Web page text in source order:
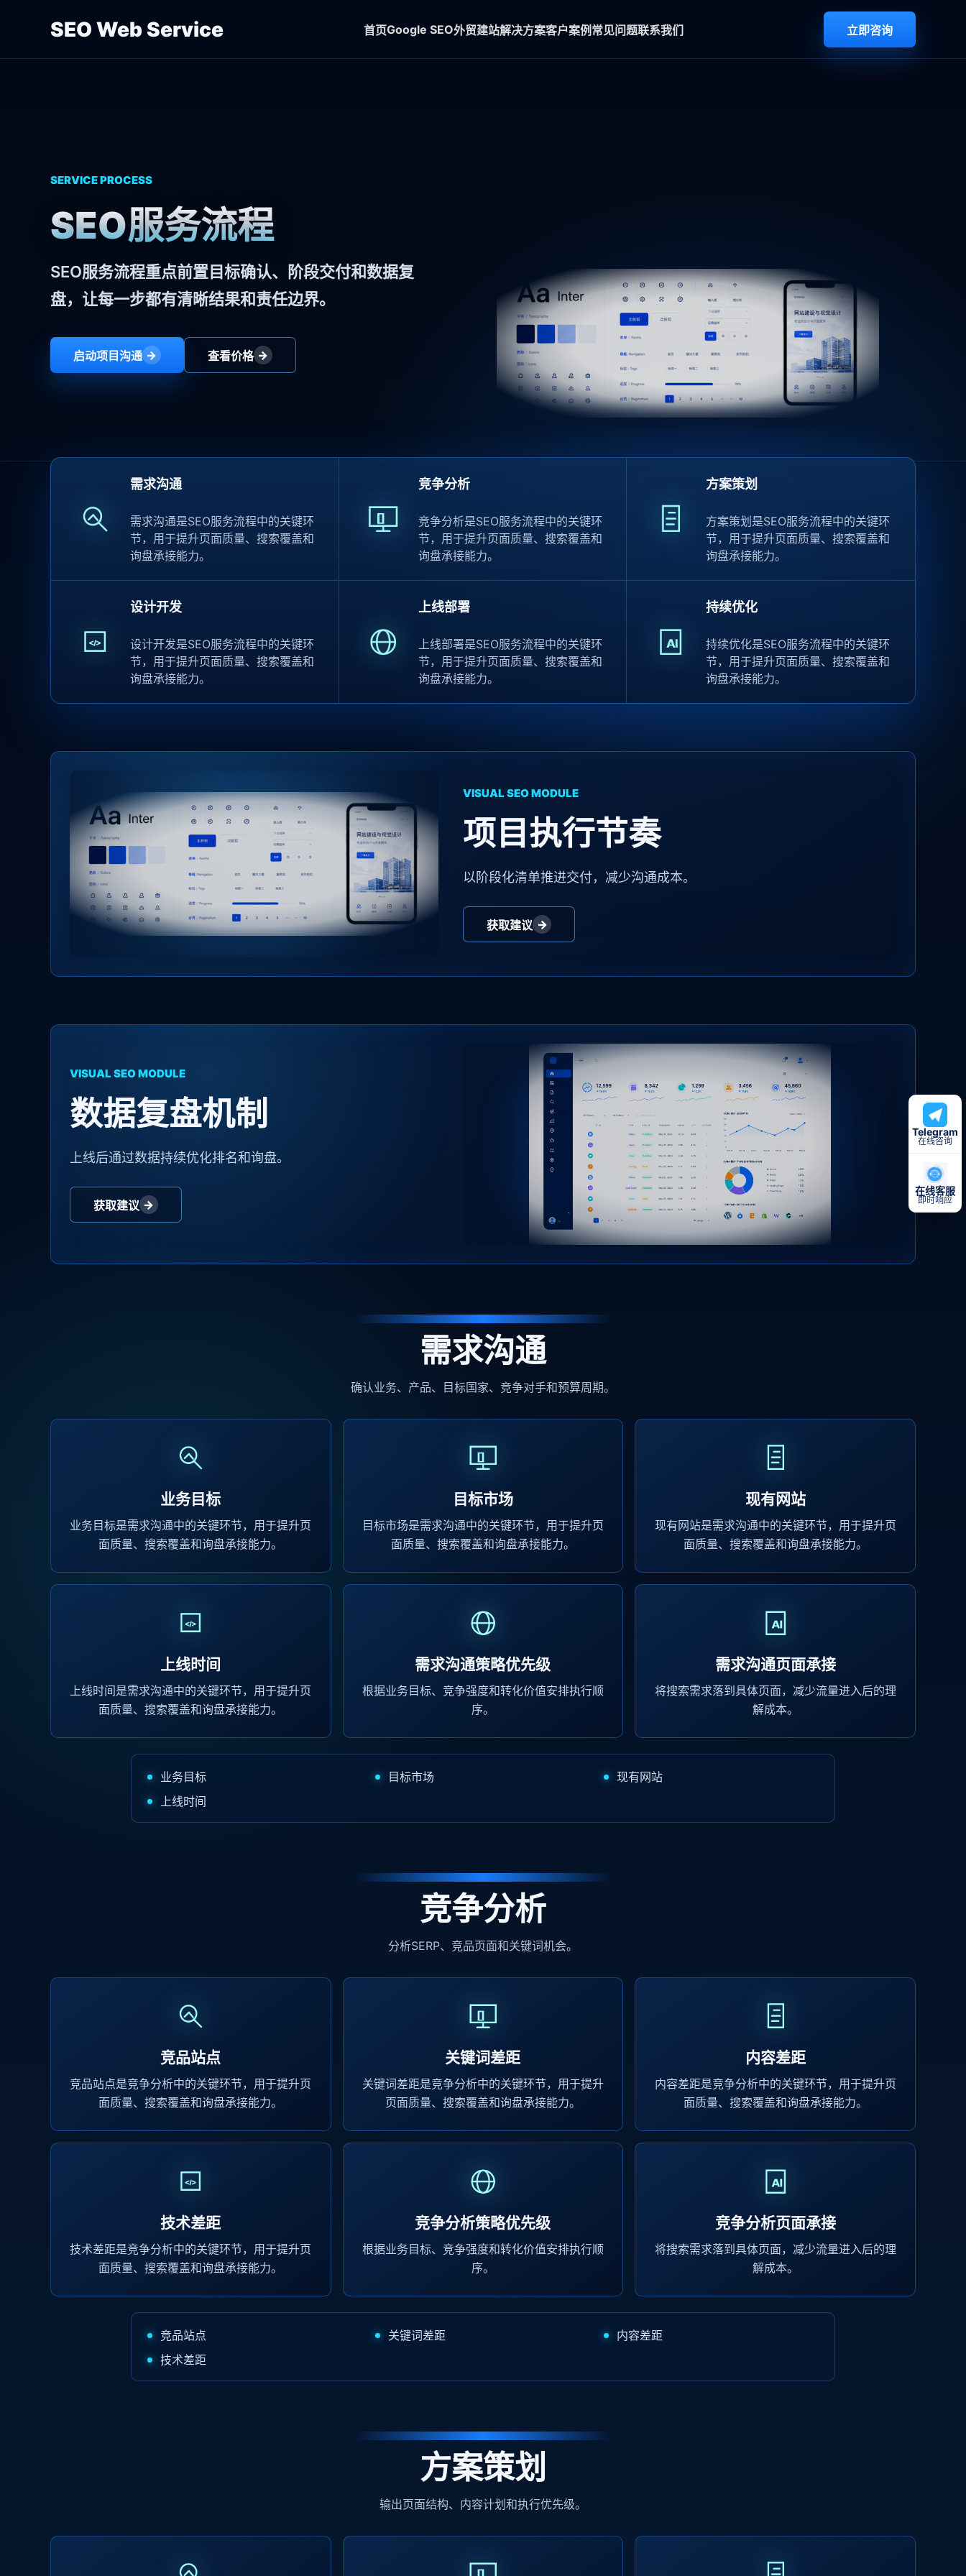
SEO Web Service 首页Google SEO外贸建站解决方案客户案例 常见问题联系我们 立即咨询
Telegram
在线咨询
在线客服
即时响应
SERVICE PROCESS
SEO服务流程
SEO服务流程重点前置目标确认、阶段交付和数据复
盘，让每一步都有清晰结果和责任边界。
启动项目沟通 → 查看价格 →
需求沟通
需求沟通是SEO服务流程中的关键环
节，用于提升页面质量、搜索覆盖和
询盘承接能力。
竞争分析
竞争分析是SEO服务流程中的关键环
节，用于提升页面质量、搜索覆盖和
询盘承接能力。
方案策划
方案策划是SEO服务流程中的关键环
节，用于提升页面质量、搜索覆盖和
询盘承接能力。
设计开发
设计开发是SEO服务流程中的关键环
节，用于提升页面质量、搜索覆盖和
询盘承接能力。
上线部署
上线部署是SEO服务流程中的关键环
节，用于提升页面质量、搜索覆盖和
询盘承接能力。
持续优化
持续优化是SEO服务流程中的关键环
节，用于提升页面质量、搜索覆盖和
询盘承接能力。
VISUAL SEO MODULE
项目执行节奏
以阶段化清单推进交付，减少沟通成本。
获取建议 →
VISUAL SEO MODULE
数据复盘机制
上线后通过数据持续优化排名和询盘。
获取建议 →
需求沟通
确认业务、产品、目标国家、竞争对手和预算周期。
业务目标
业务目标是需求沟通中的关键环节，用于提升页
面质量、搜索覆盖和询盘承接能力。
目标市场
目标市场是需求沟通中的关键环节，用于提升页
面质量、搜索覆盖和询盘承接能力。
现有网站
现有网站是需求沟通中的关键环节，用于提升页
面质量、搜索覆盖和询盘承接能力。
上线时间
上线时间是需求沟通中的关键环节，用于提升页
面质量、搜索覆盖和询盘承接能力。
需求沟通策略优先级
根据业务目标、竞争强度和转化价值安排执行顺
序。
需求沟通页面承接
将搜索需求落到具体页面，减少流量进入后的理
解成本。
业务目标 目标市场
现有网站
上线时间
竞争分析
分析SERP、竞品页面和关键词机会。
竞品站点
竞品站点是竞争分析中的关键环节，用于提升页
面质量、搜索覆盖和询盘承接能力。
关键词差距
关键词差距是竞争分析中的关键环节，用于提升
页面质量、搜索覆盖和询盘承接能力。
内容差距
内容差距是竞争分析中的关键环节，用于提升页
面质量、搜索覆盖和询盘承接能力。
技术差距
技术差距是竞争分析中的关键环节，用于提升页
面质量、搜索覆盖和询盘承接能力。
竞争分析策略优先级
根据业务目标、竞争强度和转化价值安排执行顺
序。
竞争分析页面承接
将搜索需求落到具体页面，减少流量进入后的理
解成本。
竞品站点 关键词差距
内容差距
技术差距
方案策划
输出页面结构、内容计划和执行优先级。